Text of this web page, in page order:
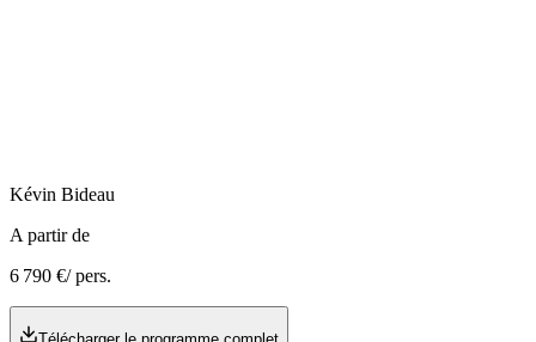
Kévin Bideau
A partir de
6 790 €/ pers.